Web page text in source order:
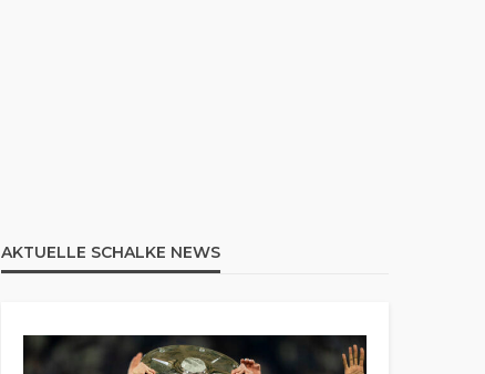
AKTUELLE SCHALKE NEWS